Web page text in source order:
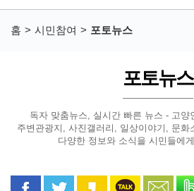
홈 시민참여 포토뉴스
포토뉴스
독자 맞춤뉴스, 실시간 빠른 뉴스 - 고양
주변관광지, 사진갤러리, 일상이야기, 문화
다양한 정보와 소식을 시민들에
페이스북으로 공유
트위터로 공유카카오 스토리로
카카오톡
문